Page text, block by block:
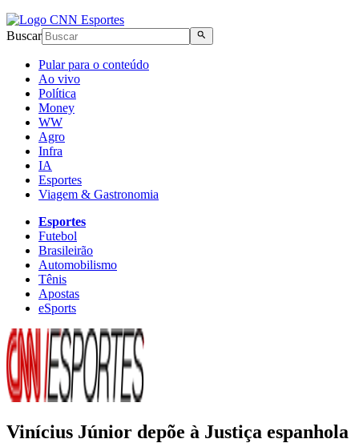
Buscar
Pular para o conteúdo
Ao vivo
Política
Money
WW
Agro
Infra
IA
Esportes
Viagem & Gastronomia
Esportes
Futebol
Brasileirão
Automobilismo
Tênis
Apostas
eSports
Vinícius Júnior depõe à Justiça espanhola